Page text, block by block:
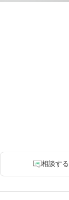
相談する